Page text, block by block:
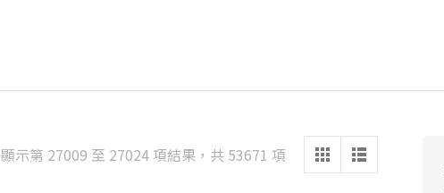
顯示第 27009 至 27024 項結果，共 53671 項 Sorted